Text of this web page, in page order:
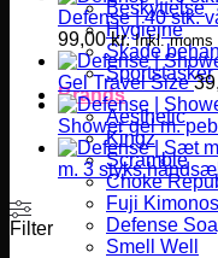
Beskyttelse
Hygiejne
Skade
Sportstasker
Brands
Aesthetic
Kingz
Scramble
Choke
Fuji Kimonos
Defense
Smell Well
Defense | 40 stk.
99,00kr. Inkl. moms
Gel Travel Size
Shower gel m.
m. 3 styks
Filter